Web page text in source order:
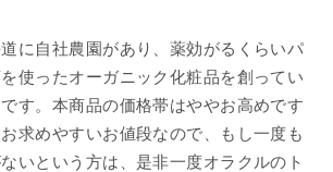
に自社農園があり、薬効がるくらいパ
使ったオーガニック化粧品を創ってい
す。本商品の価格帯はややお高めです
求めやすいお値段なので、もし一度も
いという方は、是非一度オラクルのト